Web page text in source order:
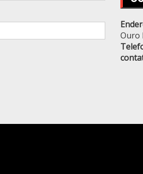
Ouro